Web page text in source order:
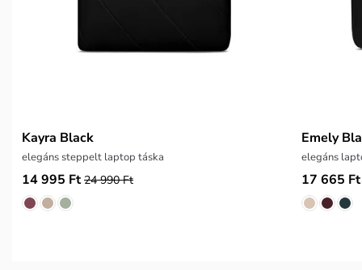
Kayra Black
elegáns steppelt laptop táska
14 995 Ft 24 990 Ft
Emely
elegáns
17 665 Ft